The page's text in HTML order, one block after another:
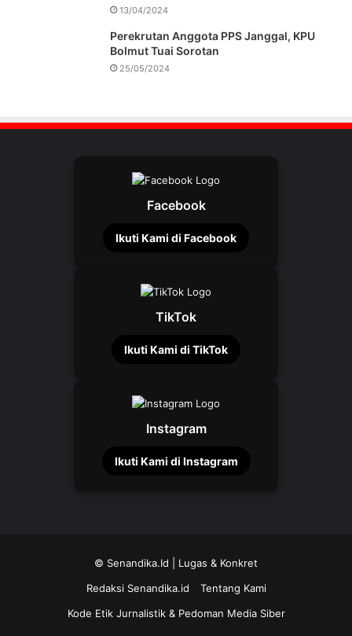
13/04/2024
Perekrutan Anggota PPS Janggal, KPU
Bolmut Tuai Sorotan
25/05/2024
Facebook
Ikuti Kami di Facebook
TikTok
Ikuti Kami di TikTok
Instagram
Ikuti Kami di Instagram
© Senandika.Id | Lugas & Konkret
Redaksi Senandika.id
Tentang Kami
Kode Etik Jurnalistik & Pedoman Media Siber